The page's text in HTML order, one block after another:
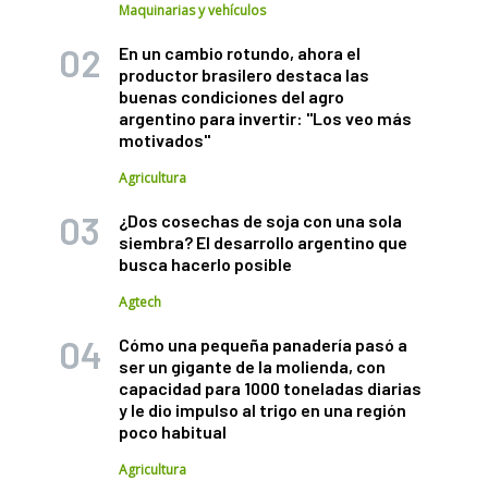
Maquinarias y vehículos
En un cambio rotundo, ahora el
productor brasilero destaca las
buenas condiciones del agro
argentino para invertir: "Los veo más
motivados"
Agricultura
¿Dos cosechas de soja con una sola
siembra? El desarrollo argentino que
busca hacerlo posible
Agtech
Cómo una pequeña panadería pasó a
ser un gigante de la molienda, con
capacidad para 1000 toneladas diarias
y le dio impulso al trigo en una región
poco habitual
Agricultura